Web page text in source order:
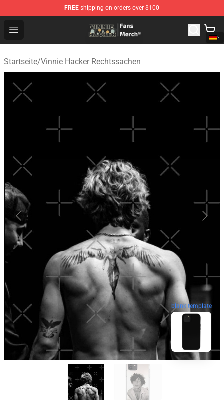
FREE shipping on orders over $100
Open menu
Vinnie Hacker Store - Official Vinnie Hacker Merchandise
Startseite/Vinnie Hacker Rechtssachen
blank template